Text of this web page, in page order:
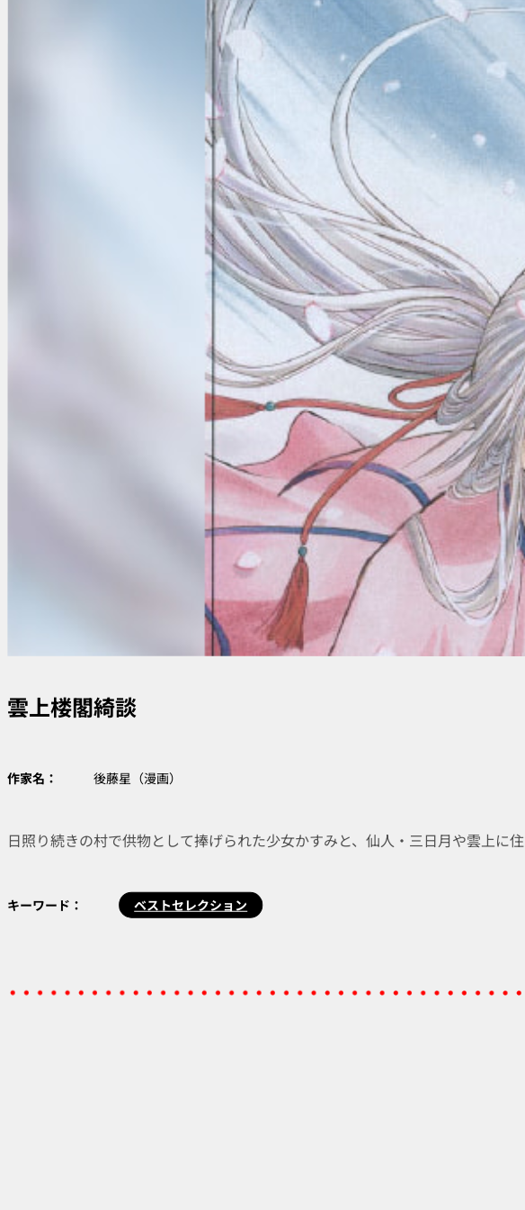
雲上楼閣綺談
作家名： 後藤星（漫画）
日照り続きの村で供物として捧げられた少女かすみと、仙人・三日月や雲上に
キーワード： ベストセレクション